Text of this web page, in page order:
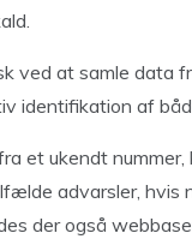
ved at samle data
identifikation af
et ukendt
advarsler,
der også